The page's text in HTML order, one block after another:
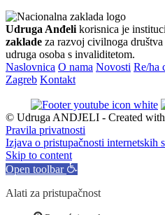
Udruga Anđeli korisnica je
zaklade za razvoj civilnoga
udruga osoba s invaliditetom.
Naslovnica O nama Novosti Re/ha
Zagreb Kontakt
© Udruga ANDJELI - Created
Pravila privatnosti
Izjava o pristupačnosti internetskih
Skip to content
Open toolbar
Alati za pristupačnost